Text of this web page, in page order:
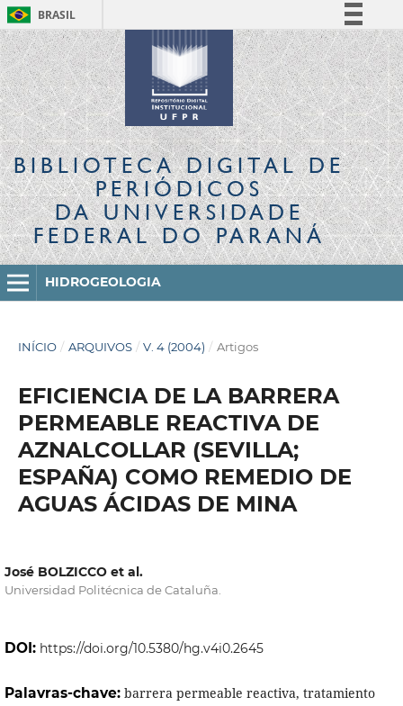
BRASIL
Simplifique!
Comunica BR
Participe
Acesso à informação
Legislação
Canais
BIBLIOTECA DIGITALDE
PERIÓDICOS
DA UNIVERSIDADE
FEDERAL DO PARANÁ
HIDROGEOLOGIA
INÍCIO / ARQUIVOS / V. 4 (2004) / Artigos
EFICIENCIA DE LA BARRERA
PERMEABLE REACTIVA DE
AZNALCOLLAR (SEVILLA;
ESPAÑA) COMO REMEDIO DE
AGUAS ÁCIDAS DE MINA
José BOLZICCO et al.
Universidad Politécnica de Cataluña.
DOI: https://doi.org/10.5380/hg.v4i0.2645
Palavras-chave: barrera permeable reactiva, tratamiento